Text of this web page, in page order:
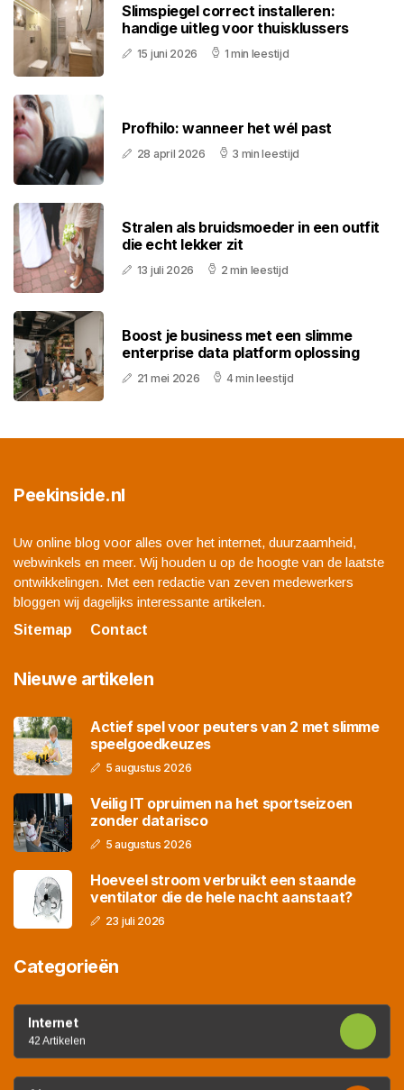
Slimspiegel correct installeren:
handige uitleg voor thuisklussers
15 juni 2026 1 min leestijd
Profhilo: wanneer het wél past
28 april 2026 3 min leestijd
Stralen als bruidsmoeder in een outfit
die echt lekker zit
13 juli 2026 2 min leestijd
Boost je business met een slimme
enterprise data platform oplossing
21 mei 2026 4 min leestijd
Peekinside.nl
Uw online blog voor alles over het internet, duurzaamheid,
webwinkels en meer. Wij houden u op de hoogte van de laatste
ontwikkelingen. Met een redactie van zeven medewerkers
bloggen wij dagelijks interessante artikelen.
Sitemap
Contact
Nieuwe artikelen
Actief spel voor peuters van 2 met slimme
speelgoedkeuzes
5 augustus 2026
Veilig IT opruimen na het sportseizoen
zonder datarisco
5 augustus 2026
Hoeveel stroom verbruikt een staande
ventilator die de hele nacht aanstaat?
23 juli 2026
Categorieën
Internet
42 Artikelen